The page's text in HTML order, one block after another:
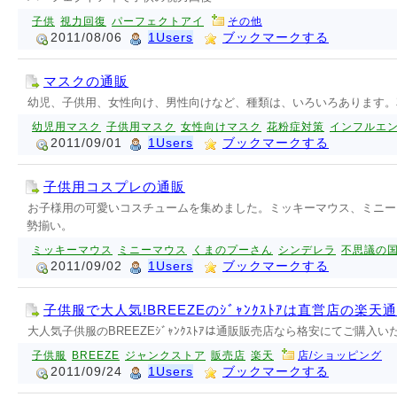
子供 視力回復 パーフェクトアイ その他
2011/08/06 1Users ブックマークする
マスクの通販
幼児、子供用、女性向け、男性向けなど、種類は、いろいろあります
幼児用マスク 子供用マスク 女性向けマスク 花粉症対策 インフルエ
2011/09/01 1Users ブックマークする
子供用コスプレの通販
お子様用の可愛いコスチュームを集めました。ミッキーマウス、ミニ
勢揃い。
ミッキーマウス ミニーマウス くまのプーさん シンデレラ 不思議の
2011/09/02 1Users ブックマークする
子供服で大人気!BREEZEのｼﾞｬﾝｸｽﾄｱは直営店の楽天
大人気子供服のBREEZEｼﾞｬﾝｸｽﾄｱは通販販売店なら格安にてご購入い
子供服 BREEZE ジャンクストア 販売店 楽天 店/ショッピング
2011/09/24 1Users ブックマークする